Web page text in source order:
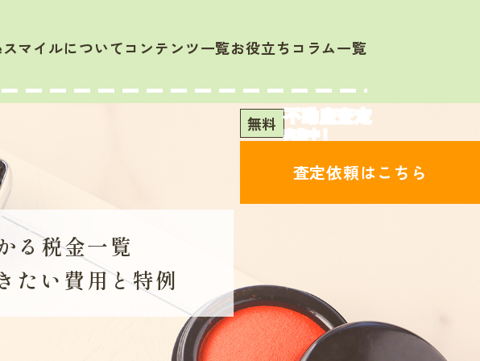
マイルについてコンテンツ一覧お役立ちコラム一覧
無料 不動産査定
実施中！
査定依頼はこちら
る税金一覧
たい費用と特例